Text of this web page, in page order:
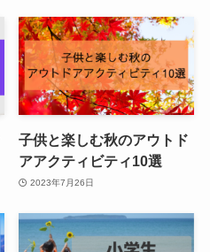
子供と楽しむ秋のアウトド
アアクティビティ10選
2023年7月26日